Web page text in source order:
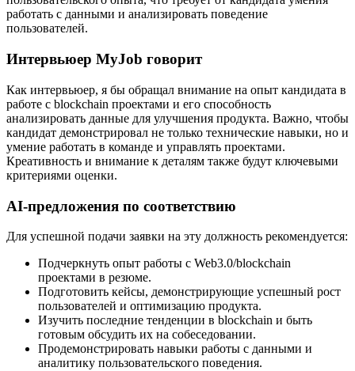
работать с данными и анализировать поведение
пользователей.
Интервьюер MyJob говорит
Как интервьюер, я бы обращал внимание на опыт кандидата в
работе с blockchain проектами и его способность
анализировать данные для улучшения продукта. Важно, чтобы
кандидат демонстрировал не только технические навыки, но и
умение работать в команде и управлять проектами.
Креативность и внимание к деталям также будут ключевыми
критериями оценки.
AI-предложения по соответствию
Для успешной подачи заявки на эту должность рекомендуется:
Подчеркнуть опыт работы с Web3.0/blockchain
проектами в резюме.
Подготовить кейсы, демонстрирующие успешный рост
пользователей и оптимизацию продукта.
Изучить последние тенденции в blockchain и быть
готовым обсудить их на собеседовании.
Продемонстрировать навыки работы с данными и
аналитику пользовательского поведения.